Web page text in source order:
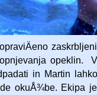
opeklin.
in Martin
okuÅ¾be. Ekipa